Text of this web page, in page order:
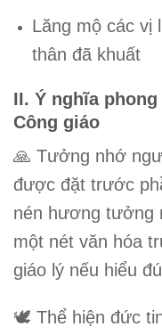
Lăng mộ các vị
thân đã khuất
II. Ý nghĩa
Công giáo
🙏 Tưởng nhớ
được đặt trước
nén hương tưởng
một nét văn hóa
giáo lý nếu hiểu
🕊 Thể hiện đức